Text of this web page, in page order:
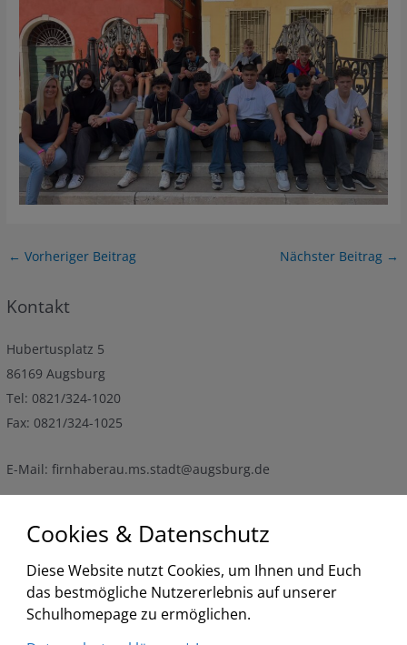
Kontakt
Hubertusplatz 5
86169 Augsburg
Tel: 0821/324-1020
Fax: 0821/324-1025
E-Mail: firnhaberau.ms.stadt@augsburg.de
Termine
< <2026>
August
>
Post
← Vorheriger Beitrag Nächster Beitrag →
Cookies & Datenschutz
Diese Website nutzt Cookies, um Ihnen und Euch
das bestmögliche Nutzererlebnis auf unserer
Schulhomepage zu ermöglichen.